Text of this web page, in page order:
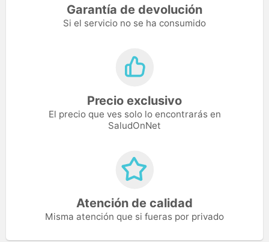
Garantía de devolución
Si el servicio no se ha consumido
Precio exclusivo
El precio que ves solo lo encontrarás en
SaludOnNet
Atención de calidad
Misma atención que si fueras por privado